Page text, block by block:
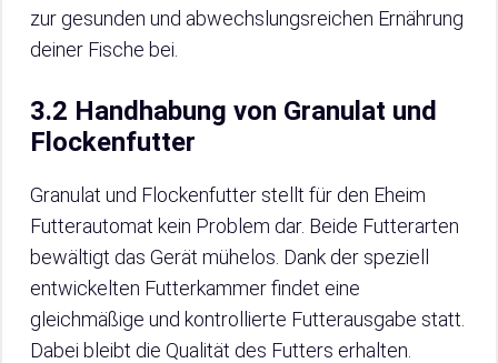
zur gesunden und abwechslungsreichen Ernährung
deiner Fische bei.
3.2 Handhabung von Granulat und
Flockenfutter
Granulat und Flockenfutter stellt für den Eheim
Futterautomat kein Problem dar. Beide Futterarten
bewältigt das Gerät mühelos. Dank der speziell
entwickelten Futterkammer findet eine
gleichmäßige und kontrollierte Futterausgabe statt.
Dabei bleibt die Qualität des Futters erhalten.